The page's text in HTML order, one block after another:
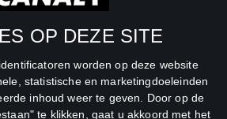
OP DEZE SITE
worden op deze website
statistische en marketingdoeleinden
inhoud weer te geven. Door op de
te klikken, gaat u akkoord met het
SBS6
Veronica
DreamWorks Channel